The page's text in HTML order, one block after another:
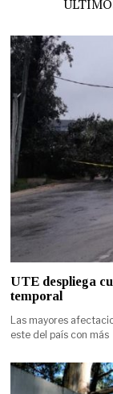
UTE despliega
temporal
Las mayores
este del país con más